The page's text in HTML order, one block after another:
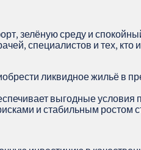
зелёную среду и
специалистов и тех, кто
ликвидное жильё в
выгодные условия
и стабильным ростом